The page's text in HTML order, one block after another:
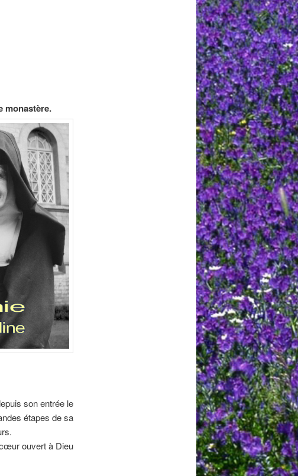
monastère.
son entrée le
étapes de sa
ouvert à Dieu